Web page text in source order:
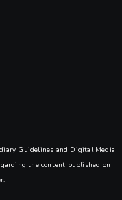
Guidelines and Digital Media
the content published on